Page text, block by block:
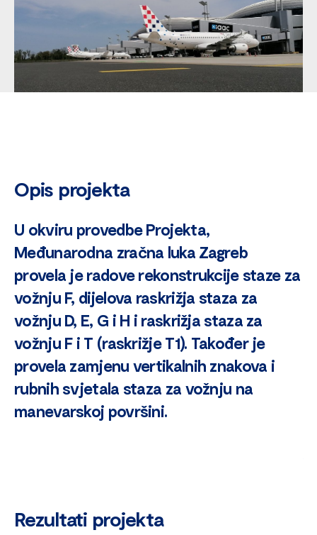
Opis projekta
U okviru provedbe Projekta,
Međunarodna zračna luka Zagreb
provela je radove rekonstrukcije staze za
vožnju F, dijelova raskrižja staza za
vožnju D, E, G i H i raskrižja staza za
vožnju F i T (raskrižje T1). Također je
provela zamjenu vertikalnih znakova i
rubnih svjetala staza za vožnju na
manevarskoj površini.
Rezultati projekta